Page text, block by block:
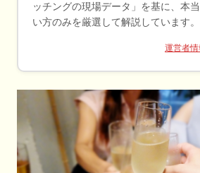
ッチングの現場データ」を基に、本
い方のみを厳選して解説しています。
運営者